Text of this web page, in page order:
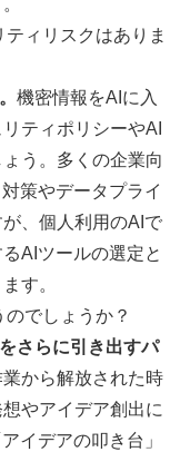
ィリスクはありま
機密情報をAIに入
ティポリシーやAI
う。多くの企業向
策やデータプライ
、個人利用のAIで
AIツールの選定と
す。
でしょうか？
さらに引き出すパ
業から解放された時
やアイデア創出に
イデアの叩き台」